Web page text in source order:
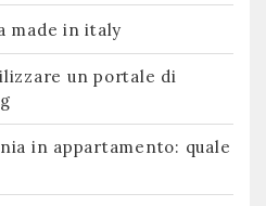
made in italy
un portale di
in appartamento: quale